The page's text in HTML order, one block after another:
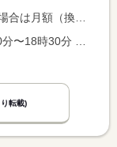
時間額を表示しています。
転載)